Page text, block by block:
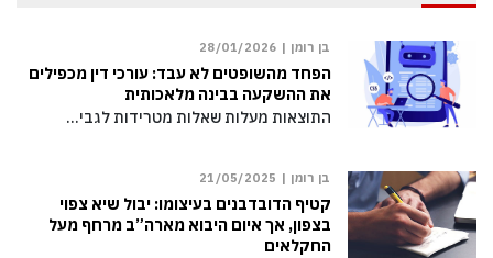
בן רומן | 28/01/2026
הפחד מהשופטים לא עבד: עורכי דין מכפילים
את ההשקעה בבינה מלאכותית
התוצאות מעלות שאלות מטרידות לגבי…
בן רומן | 21/05/2025
קטיף הדובדבנים בעיצומו: יבול שיא צפוי
בצפון, אך איום היבוא מארה”ב מרחף מעל
החקלאים